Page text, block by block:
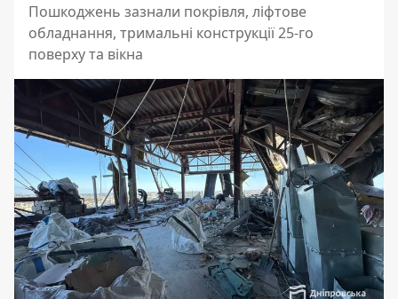
Пошкоджень зазнали покрівля, ліфтове
обладнання, тримальні конструкції 25-го
поверху та вікна